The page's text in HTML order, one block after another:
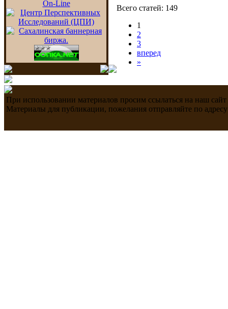
Всего статей: 149
1
2
3
вперед
»
При использовании материалов просим ссылаться на наш
Материалы для публикации, пожелания отправляйте по